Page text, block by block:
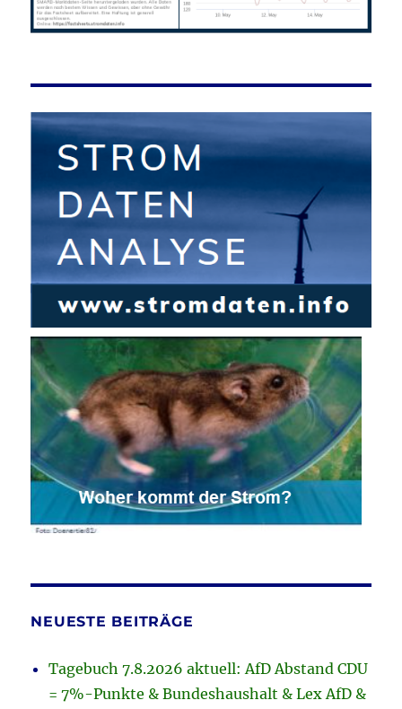
NEUESTE BEITRÄGE
Tagebuch 7.8.2026 aktuell: AfD Abstand CDU
= 7%-Punkte & Bundeshaushalt & Lex AfD &